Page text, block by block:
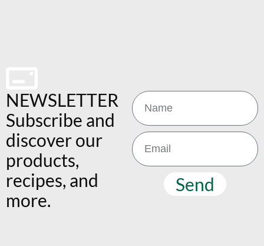
NEWSLETTER
Subscribe and
discover our
products,
recipes, and
more.
Send